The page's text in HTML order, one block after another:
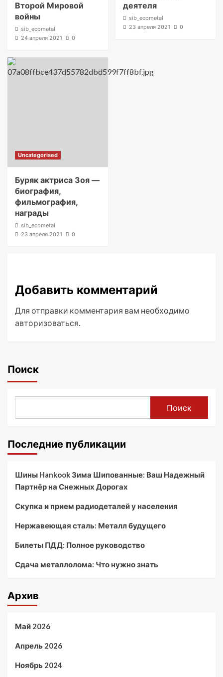
Второй Мировой
войны
sib_ecometal
24 апреля 2021
0
деятеля
sib_ecometal
23 апреля 2021
0
Uncategorised
Буряк актриса Зоя —
биография,
фильмография,
награды
sib_ecometal
23 апреля 2021
0
Добавить комментарий
Для отправки комментария вам необходимо
авторизоваться.
Поиск
Поиск
Последние публикации
Шины Hankook Зима Шипованные: Ваш Надежный
Партнёр на Снежных Дорогах
Скупка и прием радиодеталей у населения
Нержавеющая сталь: Металл будущего
Билеты ПДД: Полное руководство
Сдача металлолома: Что нужно знать
Архив
Май 2026
Апрель 2026
Ноябрь 2024